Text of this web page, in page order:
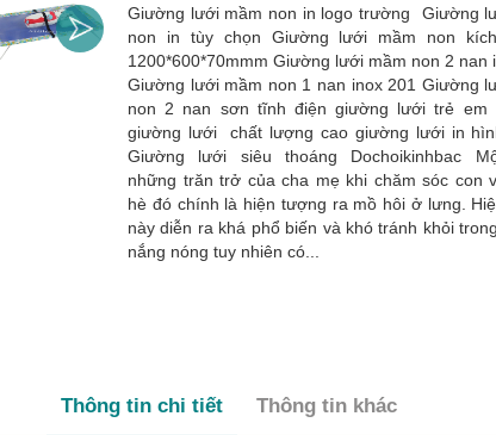
Giường lưới mầm non in logo trường Giường
non in tùy chọn Giường lưới mầm non
1200*600*70mmm Giường lưới mầm non 2 nan
Giường lưới mầm non 1 nan inox 201 Giường
non 2 nan sơn tĩnh điện giường lưới trẻ em
giường lưới chất lượng cao giường lưới in
Giường lưới siêu thoáng Dochoikinhbac
những trăn trở của cha mẹ khi chăm sóc con
hè đó chính là hiện tượng ra mồ hôi ở lưng.
này diễn ra khá phổ biến và khó tránh khỏi
nắng nóng tuy nhiên có...
Thông tin chi tiết Thông tin khác